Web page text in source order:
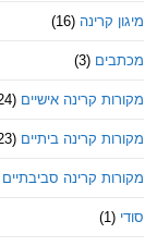
מיגון קרינה (16)
מכתבים (3)
מקורות קרינה אישיים (24)
מקורות קרינה ביתיים (23)
מקורות קרינה סביבתיים
סודי (1)